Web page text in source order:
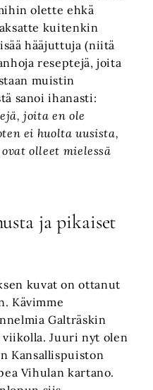
olette ehkä
kuitenkin
hääjuttuja (niitä
reseptejä, joita
muistin
sanoi ihanasti:
joita en ole
ei huolta uusista,
olleet mielessä
ja pikaiset
kuvat on ottanut
Kävimme
Galträskin
viikolla. Juuri nyt olen
Kansallispuiston
Vihulan kartano.